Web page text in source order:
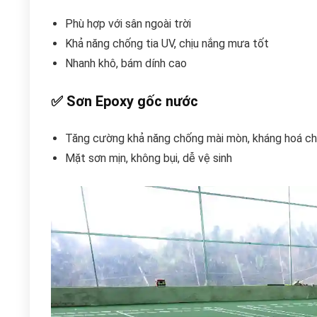
Phù hợp với sân ngoài trời
Khả năng chống tia UV, chịu nắng mưa tốt
Nhanh khô, bám dính cao
✅ Sơn Epoxy gốc nước
Tăng cường khả năng chống mài mòn, kháng hoá
Mặt sơn mịn, không bụi, dễ vệ sinh